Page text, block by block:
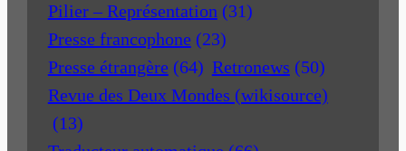
Pilier – Représentation (31)
Presse francophone (23)
Presse étrangère (64) Retronews (50)
Revue des Deux Mondes (wikisource)
(13)